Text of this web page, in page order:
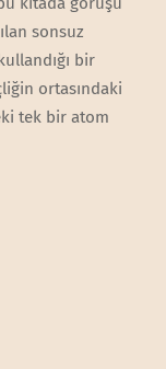
sonsuz
bir
ortasındaki
tek bir atom